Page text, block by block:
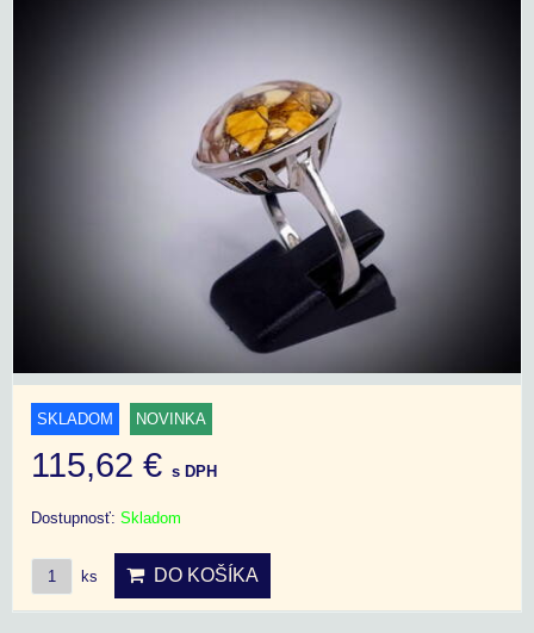
SKLADOM NOVINKA
115,62 € s DPH
Dostupnosť: Skladom
ks DO KOŠÍKA